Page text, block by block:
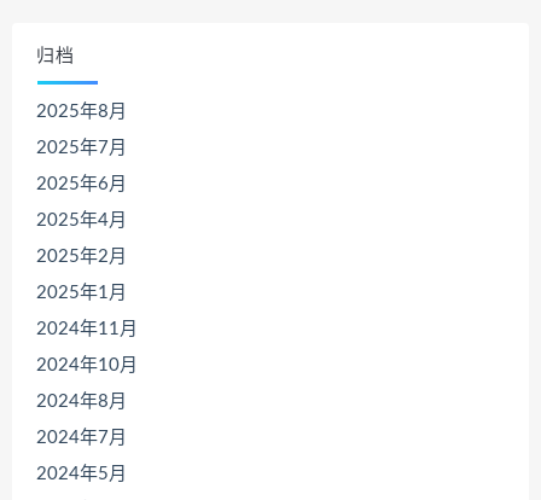
归档
2025年8月
2025年7月
2025年6月
2025年4月
2025年2月
2025年1月
2024年11月
2024年10月
2024年8月
2024年7月
2024年5月